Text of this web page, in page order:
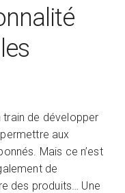
de développer
aux
Mais ce n’est
de
des produits… Une